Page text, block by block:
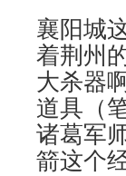
襄阳城
着荆州
大杀器
道具（
诸葛军
箭这个